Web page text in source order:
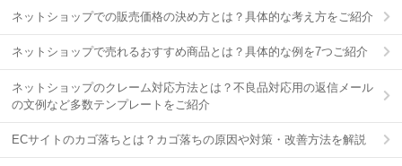
ネットショップでの販売価格の決め方とは？具体的な考え方をご紹介
ネットショップで売れるおすすめ商品とは？具体的な例を7つご紹介
ネットショップのクレーム対応方法とは？不良品対応用の返信メール
の文例など多数テンプレートをご紹介
ECサイトのカゴ落ちとは？カゴ落ちの原因や対策・改善方法を解説